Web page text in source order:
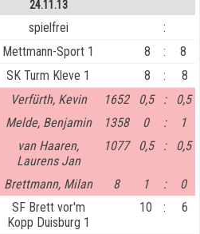
24.11.13
spielfrei
:
Mettmann-Sport 1 8 :
8
SK Turm Kleve 1 8 :
8
Verfürth, Kevin 1652 0,5 :
0,5
Melde, Benjamin 1358 0 :
1
van Haaren,
Laurens Jan
1077 0,5 : 0,5
Brettmann, Milan 8 1 :
0
SF Brett vor'm
Kopp Duisburg 1
10 : 6